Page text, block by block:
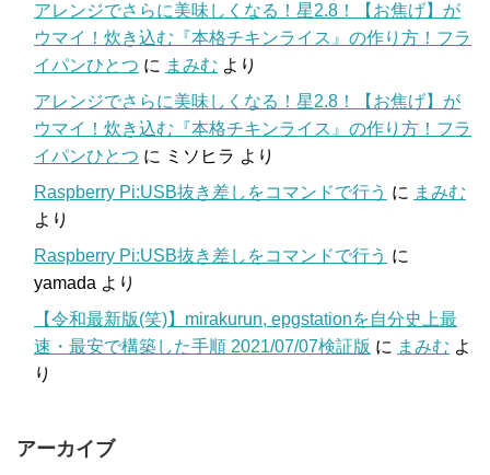
アレンジでさらに美味しくなる！星2.8！【お焦げ】が
ウマイ！炊き込む『本格チキンライス』の作り方！フラ
イパンひとつ に まみむ より
アレンジでさらに美味しくなる！星2.8！【お焦げ】が
ウマイ！炊き込む『本格チキンライス』の作り方！フラ
イパンひとつ に ミソヒラ より
Raspberry Pi:USB抜き差しをコマンドで行う に まみむ
より
Raspberry Pi:USB抜き差しをコマンドで行う に
yamada より
【令和最新版(笑)】mirakurun, epgstationを自分史上最
速・最安で構築した手順 2021/07/07検証版 に まみむ よ
り
アーカイブ